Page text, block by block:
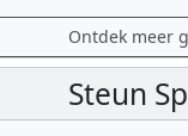
Ontdek meer
Steun